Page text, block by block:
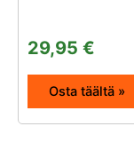
29,95 €
Osta täältä »